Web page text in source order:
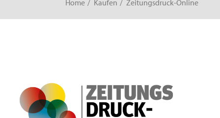
Home Kaufen Zeitungsdruck-Online